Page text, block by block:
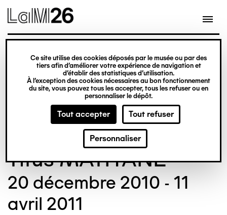
Gestion des cookies
Ce site utilise des cookies déposés par le musée ou par des
tiers afin d’améliorer votre expérience de navigation et
d’établir des statistiques d’utilisation.
À l’exception des cookies nécessaires au bon fonctionnement
du site, vous pouvez tous les accepter, tous les refuser ou en
personnaliser le dépôt.
Tout accepter Tout refuser
Personnaliser
contenu
© Crédit photo : BERNARD Philip
Titus MATIYANE
20 décembre 2010 - 11
avril 2011